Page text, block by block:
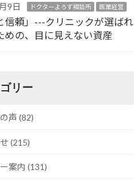
9日 ドクターよろず相談所 医業経営
信頼」---クリニックが選ばれ
めの、目に見えない資産
リー
声 (82)
(215)
案内 (131)